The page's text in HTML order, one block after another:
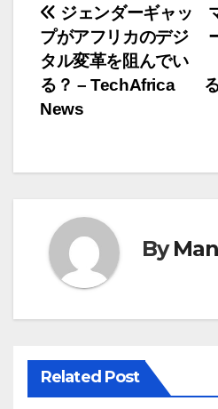
投
稿
ナ
ゲ
シ
ョ
ン
ジェンダーギャッ
プがアフリカのデジ
タル変革を阻んでい
る？ – TechAfrica
News
By
Related Post